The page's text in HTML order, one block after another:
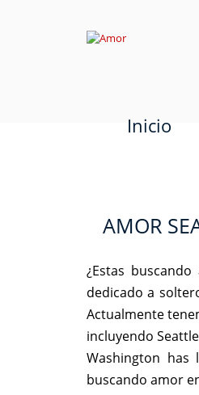
Inicio
AMOR
¿Estas
dedicado a
Actualmente
incluyendo
Washington
buscando amor